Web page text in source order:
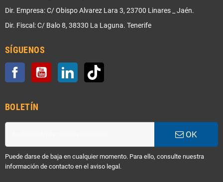
Dir. Empresa: C/ Obispo Alvarez Lara 3, 23700 Linares _ Jaén.
Dir. Fiscal: C/ Balo 8, 38330 La Laguna. Tenerife
SÍGUENOS
Facebook YouTube LinkedIn
BOLETÍN
OK
Puede darse de baja en cualquier momento. Para ello, consulte nuestra
información de contacto en el aviso legal.